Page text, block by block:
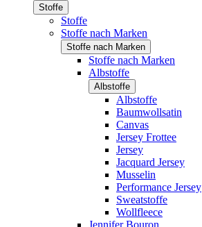
Stoffe
Stoffe
Stoffe nach Marken
Stoffe nach Marken
Stoffe nach Marken
Albstoffe
Albstoffe
Albstoffe
Baumwollsatin
Canvas
Jersey Frottee
Jersey
Jacquard Jersey
Musselin
Performance Jersey
Sweatstoffe
Wollfleece
Jennifer Bouron